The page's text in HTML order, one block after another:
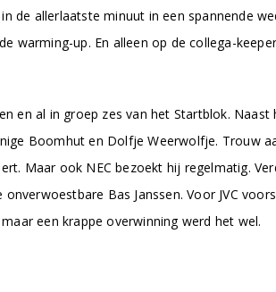
de allerlaatste minuut in een spannende
warming-up. En alleen op de collega-
en al in groep zes van het Startblok.
Boomhut en Dolfje Weerwolfje. Trouw
Maar ook NEC bezoekt hij regelmatig.
Bas Janssen. Voor JVC
een krappe overwinning werd het wel.